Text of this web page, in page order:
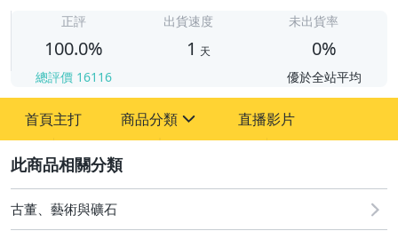
正評
100.0%
總評價 16116
出貨速度
1 天
未出貨率
0%
優於全站平均
首頁主打 商品分類 直播影片
古董、藝術與礦石